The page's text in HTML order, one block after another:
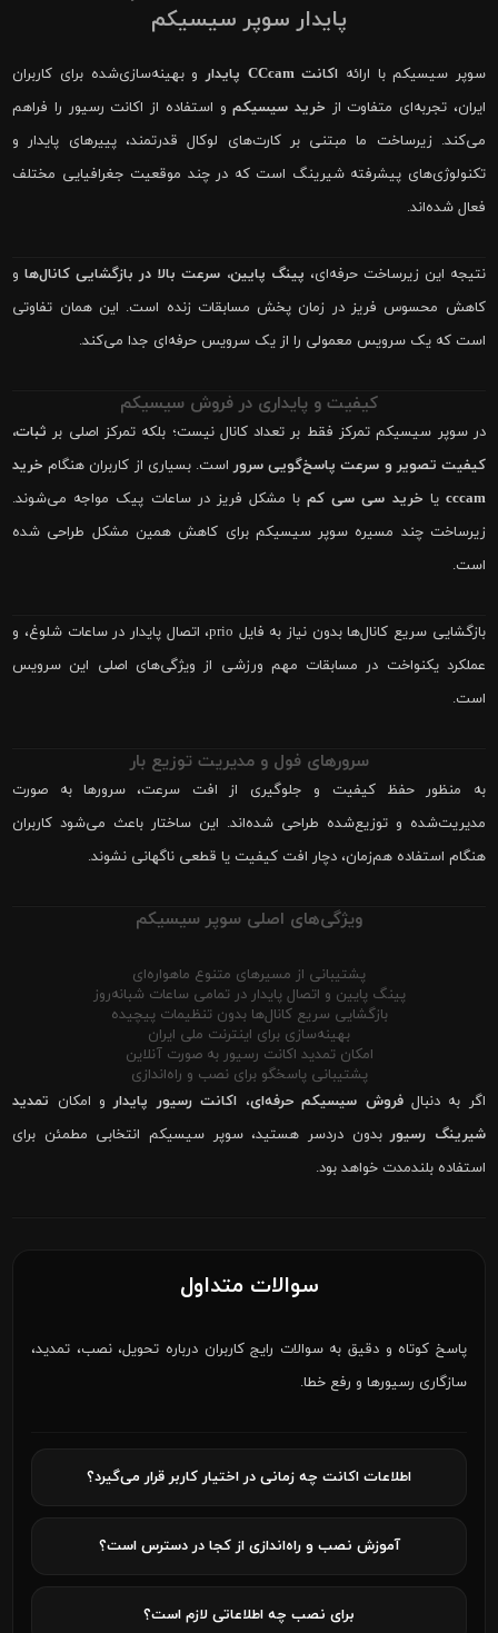
پایدار سوپر سیسیکم
سوپر سیسیکم با ارائه اکانت CCcam پایدار
و بهینه‌سازی‌شده برای کاربران
ایران، تجربه‌ای متفاوت از خرید سیسیکمو استفاده از اکانت رسیور را فراهم
می‌کند. زیرساخت ما مبتنی بر کارت‌های لوکال قدرتمند، پییرهای پایدار و
تکنولوژی‌های پیشرفته شیرینگ است که در چند موقعیت جغرافیایی مختلف
فعال شده‌اند.
نتیجه این زیرساخت حرفه‌ای، پینگ پایین، سرعت بالا در بازگشایی کانال‌هاو
کاهش محسوس فریز در زمان پخش مسابقات زنده است. این همان تفاوتی
است که یک سرویس معمولی را از یک سرویس حرفه‌ای جدا می‌کند.
کیفیت و پایداری در فروش سیسیکم
در سوپر سیسیکم تمرکز فقط بر تعداد کانال نیست؛ بلکه تمرکز اصلی بر ثبات،
کیفیت تصویر و سرعت پاسخ‌گویی سروراست. بسیاری از کاربران هنگام خرید
cccam یا خرید سی سی کمبا مشکل فریز در ساعات پیک مواجه می‌شوند.
زیرساخت چند مسیره سوپر سیسیکم برای کاهش همین مشکل طراحی شده
است.
بازگشایی سریع کانال‌ها بدون نیاز به فایل prio، اتصال پایدار در ساعات شلوغ، و
عملکرد یکنواخت در مسابقات مهم ورزشی از ویژگی‌های اصلی این سرویس
است.
سرورهای فول و مدیریت توزیع بار
به منظور حفظ کیفیت و جلوگیری از افت سرعت، سرورها به صورت
مدیریت‌شده و توزیع‌شده طراحی شده‌اند. این ساختار باعث می‌شود کاربران
هنگام استفاده هم‌زمان، دچار افت کیفیت یا قطعی ناگهانی نشوند.
ویژگی‌های اصلی سوپر سیسیکم
پشتیبانی از مسیرهای متنوع ماهواره‌ای
پینگ پایین و اتصال پایدار در تمامی ساعات شبانه‌روز
بازگشایی سریع کانال‌ها بدون تنظیمات پیچیده
بهینه‌سازی برای اینترنت ملی ایران
امکان تمدید اکانت رسیور به صورت آنلاین
پشتیبانی پاسخگو برای نصب و راه‌اندازی
اگر به دنبالفروش سیسیکم حرفه‌ای، اکانت رسیور پایدارو امکان تمدید
شیرینگ رسیوربدون دردسر هستید، سوپر سیسیکم انتخابی مطمئن برای
استفاده بلندمدت خواهد بود.
سوالات متداول
پاسخ کوتاه و دقیق به سوالات رایج کاربران درباره تحویل، نصب، تمدید،
سازگاری رسیورها و رفع خطا.
اطلاعات اکانت چه زمانی در اختیار کاربر قرار می‌گیرد؟
آموزش نصب و راه‌اندازی از کجا در دسترس است؟
برای نصب چه اطلاعاتی لازم است؟